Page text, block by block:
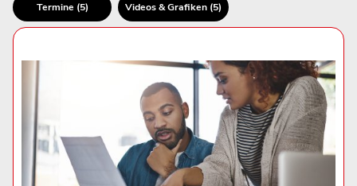
Termine (5) Videos & Grafiken (5)